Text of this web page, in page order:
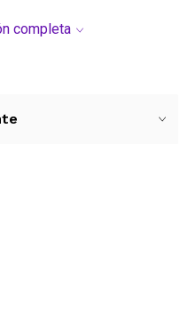
de 12V,
Es ideal para
completa